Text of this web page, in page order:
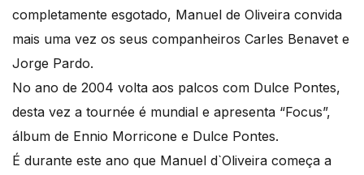
completamente esgotado, Manuel de Oliveira convida
mais uma vez os seus companheiros Carles Benavet e
Jorge Pardo.
No ano de 2004 volta aos palcos com Dulce Pontes,
desta vez a tournée é mundial e apresenta “Focus”,
álbum de Ennio Morricone e Dulce Pontes.
É durante este ano que Manuel d`Oliveira começa a